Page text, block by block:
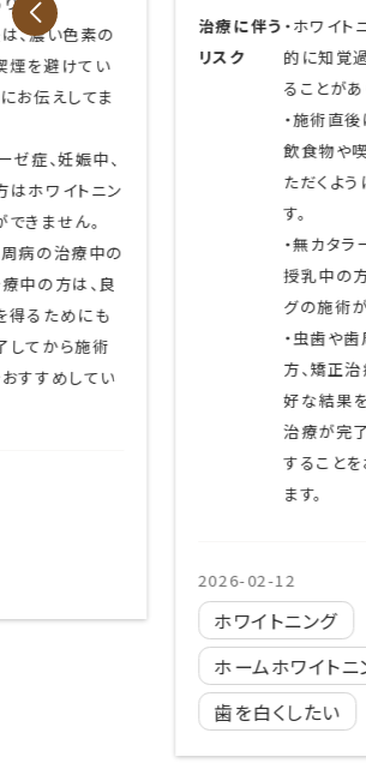
素の
てい
てま
中、
ニン
。
中の
、良
にも
施術
てい
治療に伴う・ホワイトニング後
的に知覚過敏の症
ることがあります。
・施術直後は、濃い
飲食物や喫煙を避
ただくようにお伝え
・無カタラーゼ症、
授乳中の方はホワ
グの施術ができませ
・虫歯や歯周病の
方、矯正治療中の方
好な結果を得るた
治療が完了してか
することをおすすめ
2026-02-12
ホワイトニング
ホームホワイトニング
歯を白くしたい